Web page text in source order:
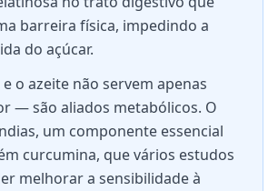
barreira física, impedindo a
do açúcar.
o azeite não servem apenas
— são aliados metabólicos. O
um componente essencial
curcumina, que vários estudos
melhorar a sensibilidade à